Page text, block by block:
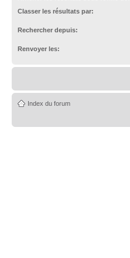
Classer les résultats par:
Rechercher depuis:
Renvoyer les:
Index du forum